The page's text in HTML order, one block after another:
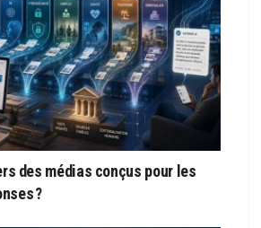
des médias conçus pour les
?